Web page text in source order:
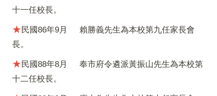
十一任校長。
★民國86年9月 賴勝義先生為本校第九任家長會
長。
★民國88年8月 奉市府令遴派黃振山先生為本校第
十二任校長。